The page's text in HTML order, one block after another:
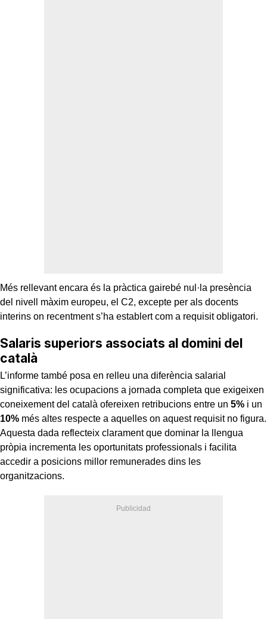
Més rellevant encara és la pràctica gairebé nul·la presència
del nivell màxim europeu, el C2, excepte per als docents
interins on recentment s’ha establert com a requisit obligatori.
Salaris superiors associats al domini del
català
L’informe també posa en relleu una diferència salarial
significativa: les ocupacions a jornada completa que exigeixen
coneixement del català ofereixen retribucions entre un 5% i un
10% més altes respecte a aquelles on aquest requisit no figura.
Aquesta dada reflecteix clarament que dominar la llengua
pròpia incrementa les oportunitats professionals i facilita
accedir a posicions millor remunerades dins les
organitzacions.